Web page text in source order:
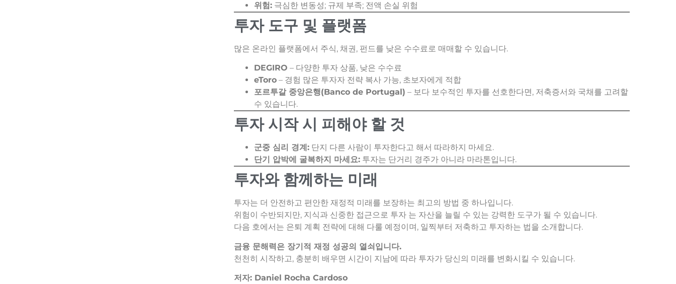
위험: 극심한 변동성; 규제 부족; 전액 손실 위험
투자 도구 및 플랫폼
많은 온라인 플랫폼에서 주식, 채권, 펀드를 낮은 수수료로 매매할 수 있습니다.
DEGIRO – 다양한 투자 상품, 낮은 수수료
eToro – 경험 많은 투자자 전략 복사 가능, 초보자에게 적합
포르투갈 중앙은행(Banco de Portugal) – 보다 보수적인 투자를 선호한다면, 저축증서와 국채를 고려할
수 있습니다.
투자 시작 시 피해야 할 것
군중 심리 경계: 단지 다른 사람이 투자한다고 해서 따라하지 마세요.
단기 압박에 굴복하지 마세요: 투자는 단거리 경주가 아니라 마라톤입니다.
투자와 함께하는 미래
투자는 더 안전하고 편안한 재정적 미래를 보장하는 최고의 방법 중 하나입니다.
위험이 수반되지만, 지식과 신중한 접근으로 투자 는 자산을 늘릴 수 있는 강력한 도구가 될 수 있습니다.
다음 호에서는 은퇴 계획 전략에 대해 다룰 예정이며, 일찍부터 저축하고 투자하는 법을 소개합니다.
금융 문해력은 장기적 재정 성공의 열쇠입니다.
천천히 시작하고, 충분히 배우면 시간이 지남에 따라 투자가 당신의 미래를 변화시킬 수 있습니다.
저자: Daniel Rocha Cardoso